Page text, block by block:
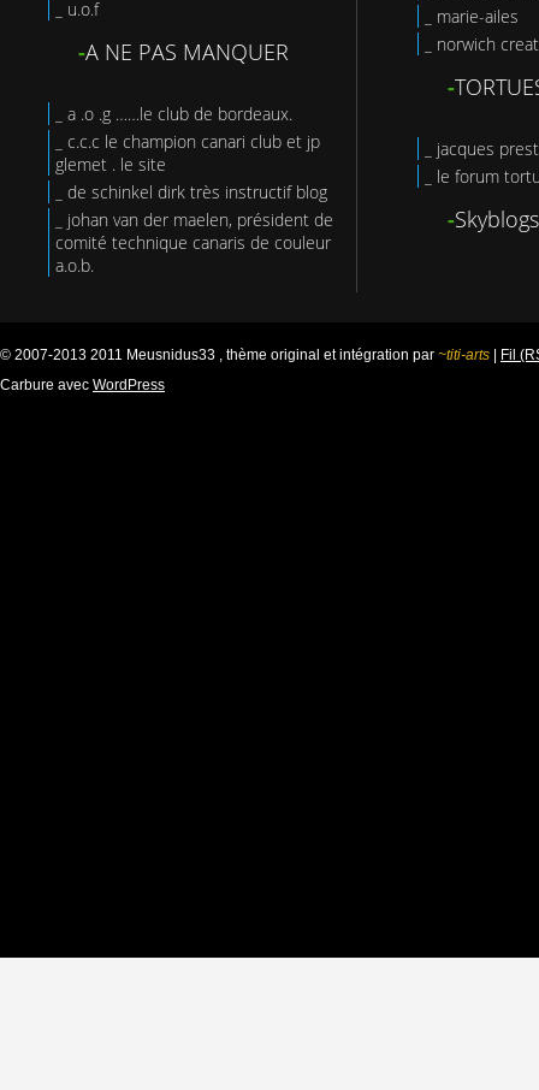
_ u.o.f
-A NE PAS MANQUER
_ a .o .g ……le club de bordeaux.
_ c.c.c le champion canari club et jp
glemet . le site
_ de schinkel dirk très instructif blog
_ johan van der maelen, président de
comité technique canaris de couleur
a.o.b.
_ marie-ailes
_ norwich
-
_ jacques
_ le forum
-Skyblogs
© 2007-2013 2011 Meusnidus33 , thème original et intégration par ~titi-arts | Fil
Carbure avec WordPress